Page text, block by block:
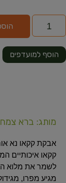
הוסף למועדפים
מותג: ברא
אבקת קקאו נא
קקאו איכותיים
לשמר את מלוא
מגיע מפרו,